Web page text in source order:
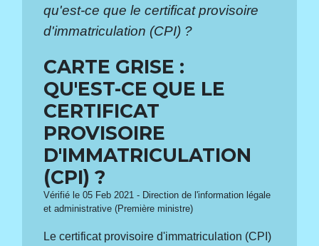
qu'est-ce que le certificat provisoire
d'immatriculation (CPI) ?
CARTE GRISE :
QU'EST-CE QUE LE
CERTIFICAT
PROVISOIRE
D'IMMATRICULATION
(CPI) ?
Vérifié le 05 Feb 2021 - Direction de l'information légale
et administrative (Première ministre)
Le certificat provisoire d'immatriculation (CPI)